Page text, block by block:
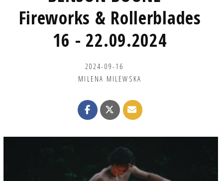
Fireworks & Rollerblades
16 - 22.09.2024
2024-09-16
MILENA MILEWSKA